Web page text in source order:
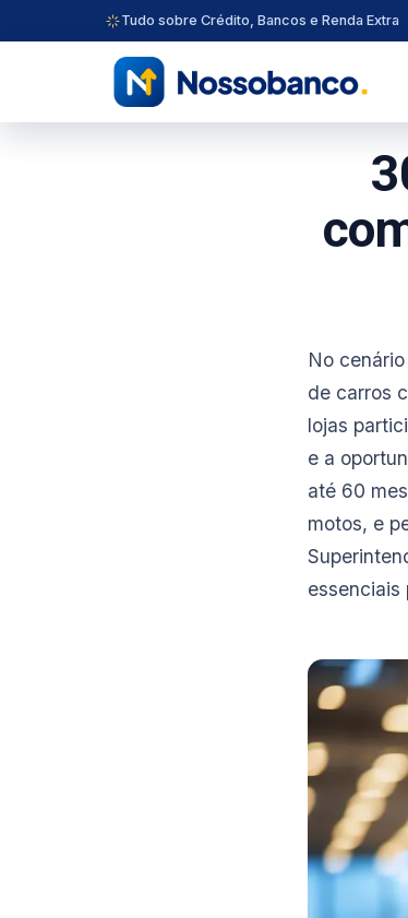
Tudo sobre Crédito, Bancos e Renda Extra
No
de carros
lojas
e a
até 60
motos, e
essenciais